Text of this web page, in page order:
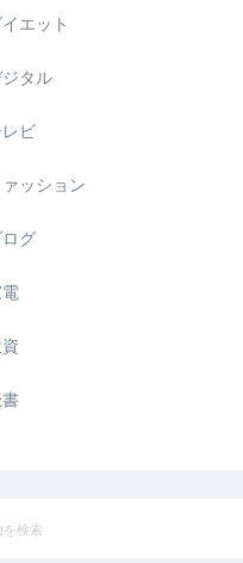
イエット
タル
レビ
ァッション
ログ